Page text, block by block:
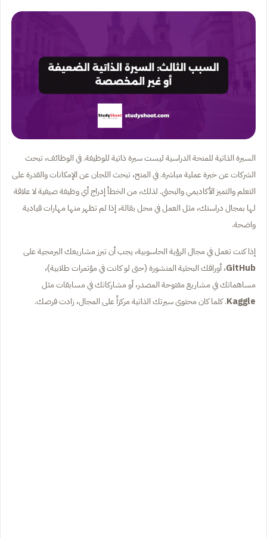
السيرة الذاتية للمنحة الدراسية ليست سيرة ذاتية للوظيفة. في الوظائف، تبحث
الشركات عن خبرة عملية مباشرة. في المنح، تبحث اللجان عن الإمكانات والقدرة على
التعلم والتميز الأكاديمي والبحثي. لذلك، من الخطأ إدراج أي وظيفة صيفية لا علاقة
لها بمجال دراستك، مثل العمل في محل بقالة، إذا لم تظهر منها مهارات قيادية
واضحة.
إذا كنت تعمل في مجال الرؤية الحاسوبية، يجب أن تبرز مشاريعك البرمجية على
GitHub، أوراقك البحثية المنشورة (حتى لو كانت في مؤتمرات طلابية)،
مساهماتك في مشاريع مفتوحة المصدر، أو مشاركاتك في مسابقات مثل
Kaggle. كلما كان محتوى سيرتك الذاتية مركزاً على المجال، زادت فرصك.